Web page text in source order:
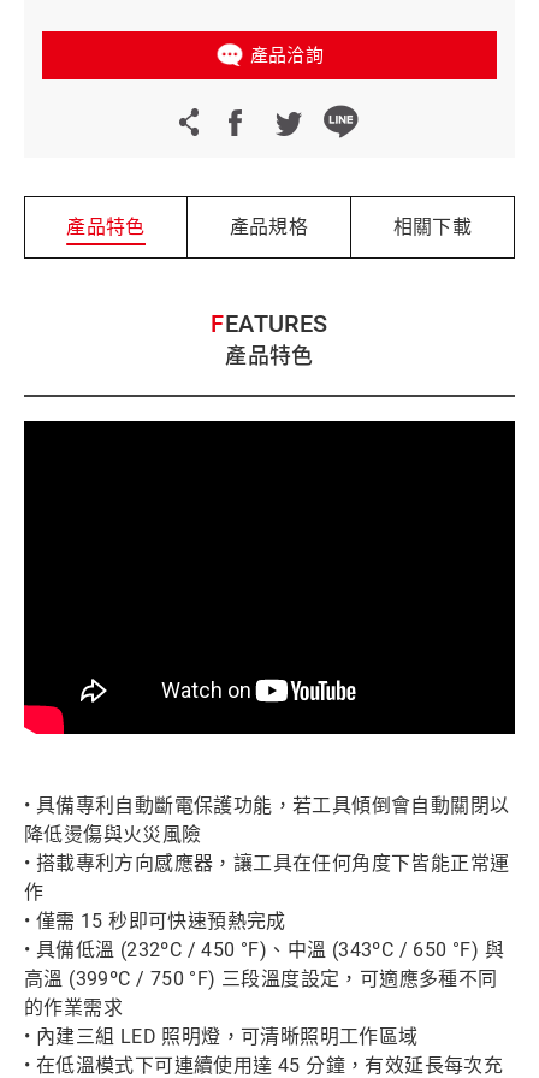
產品洽詢
產品特色 產品規格 相關下載
FEATURES
產品特色
• 具備專利自動斷電保護功能，若工具傾倒會自動關閉以
降低燙傷與火災風險
• 搭載專利方向感應器，讓工具在任何角度下皆能正常運
作
• 僅需 15 秒即可快速預熱完成
• 具備低溫 (232ºC / 450 °F)、中溫 (343ºC / 650 °F) 與
高溫 (399ºC / 750 °F) 三段溫度設定，可適應多種不同
的作業需求
• 內建三組 LED 照明燈，可清晰照明工作區域
• 在低溫模式下可連續使用達 45 分鐘，有效延長每次充